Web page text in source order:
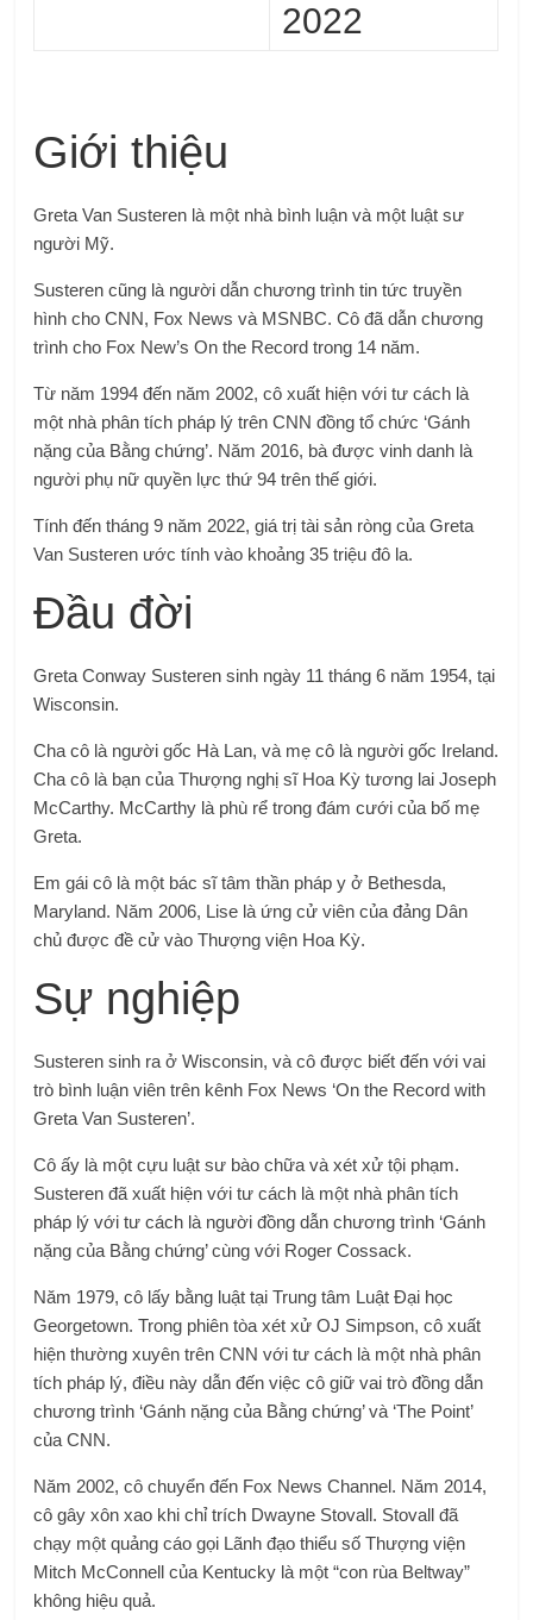
2022
Giới thiệu
Greta Van Susteren là một nhà bình luận và một luật sư
người Mỹ.
Susteren cũng là người dẫn chương trình tin tức truyền
hình cho CNN, Fox News và MSNBC. Cô đã dẫn chương
trình cho Fox New’s On the Record trong 14 năm.
Từ năm 1994 đến năm 2002, cô xuất hiện với tư cách là
một nhà phân tích pháp lý trên CNN đồng tổ chức ‘Gánh
nặng của Bằng chứng’. Năm 2016, bà được vinh danh là
người phụ nữ quyền lực thứ 94 trên thế giới.
Tính đến tháng 9 năm 2022, giá trị tài sản ròng của Greta
Van Susteren ước tính vào khoảng 35 triệu đô la.
Đầu đời
Greta Conway Susteren sinh ngày 11 tháng 6 năm 1954, tại
Wisconsin.
Cha cô là người gốc Hà Lan, và mẹ cô là người gốc Ireland.
Cha cô là bạn của Thượng nghị sĩ Hoa Kỳ tương lai Joseph
McCarthy. McCarthy là phù rể trong đám cưới của bố mẹ
Greta.
Em gái cô là một bác sĩ tâm thần pháp y ở Bethesda,
Maryland. Năm 2006, Lise là ứng cử viên của đảng Dân
chủ được đề cử vào Thượng viện Hoa Kỳ.
Sự nghiệp
Susteren sinh ra ở Wisconsin, và cô được biết đến với vai
trò bình luận viên trên kênh Fox News ‘On the Record with
Greta Van Susteren’.
Cô ấy là một cựu luật sư bào chữa và xét xử tội phạm.
Susteren đã xuất hiện với tư cách là một nhà phân tích
pháp lý với tư cách là người đồng dẫn chương trình ‘Gánh
nặng của Bằng chứng’ cùng với Roger Cossack.
Năm 1979, cô lấy bằng luật tại Trung tâm Luật Đại học
Georgetown. Trong phiên tòa xét xử OJ Simpson, cô xuất
hiện thường xuyên trên CNN với tư cách là một nhà phân
tích pháp lý, điều này dẫn đến việc cô giữ vai trò đồng dẫn
chương trình ‘Gánh nặng của Bằng chứng’ và ‘The Point’
của CNN.
Năm 2002, cô chuyển đến Fox News Channel. Năm 2014,
cô gây xôn xao khi chỉ trích Dwayne Stovall. Stovall đã
chạy một quảng cáo gọi Lãnh đạo thiểu số Thượng viện
Mitch McConnell của Kentucky là một “con rùa Beltway”
không hiệu quả.